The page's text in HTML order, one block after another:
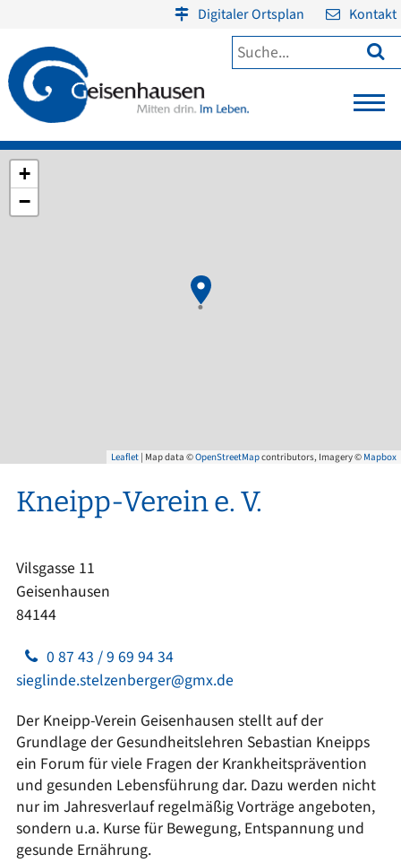
Digitaler Ortsplan Kontakt

+
−
Leaflet | Map data ©OpenStreetMapcontributors, Imagery © Mapbox
Kneipp-Verein e. V.
Vilsgasse 11
Geisenhausen
84144
0 87 43 / 9 69 94 34
sieglinde.stelzenberger@gmx.de
Der Kneipp-Verein Geisenhausen stellt auf der
Grundlage der Gesundheitslehren Sebastian Kneipps
ein Forum für viele Fragen der Krankheitsprävention
und gesunden Lebensführung dar. Dazu werden nicht
nur im Jahresverlauf regelmäßig Vorträge angeboten,
sondern u.a. Kurse für Bewegung, Entspannung und
gesunde Ernährung.